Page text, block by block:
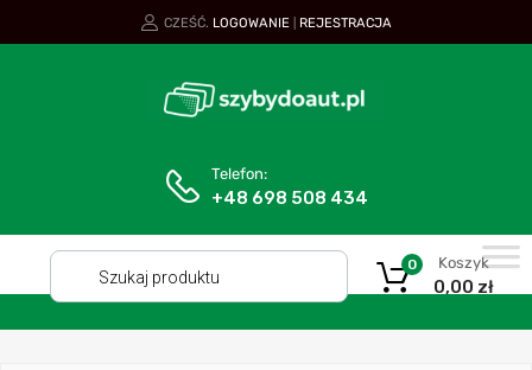
CZEŚĆ. LOGOWANIE REJESTRACJA
Telefon:
+48 698 508 434
Koszyk
0,00 zł
0